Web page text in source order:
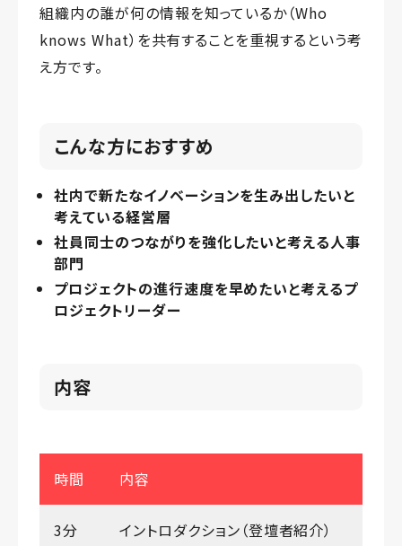
組織内の誰が何の情報を知っているか（Who
knows What）を共有することを重視するという考
え方です。
こんな方におすすめ
社内で新たなイノベーションを生み出したいと
考えている経営層
社員同士のつながりを強化したいと考える人事
部門
プロジェクトの進行速度を早めたいと考えるプ
ロジェクトリーダー
内容
時間 内容
3分 イントロダクション（登壇者紹介）